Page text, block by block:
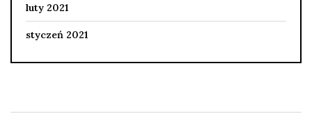
luty 2021
styczeń 2021